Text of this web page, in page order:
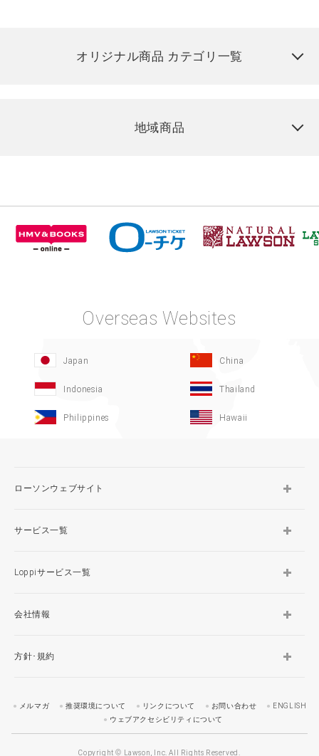
オリジナル商品 カテゴリ一覧
地域商品
Overseas Websites
Japan China
Indonesia Thailand
Philippines Hawaii
ローソンウェブサイト
サービス一覧
Loppiサービス一覧
会社情報
方針･規約
メルマガ 推奨環境について リンクについて お問い合わせ
ENGLISH
ウェブアクセシビリティについて
Copyright © Lawson, Inc. All Rights Reserved.